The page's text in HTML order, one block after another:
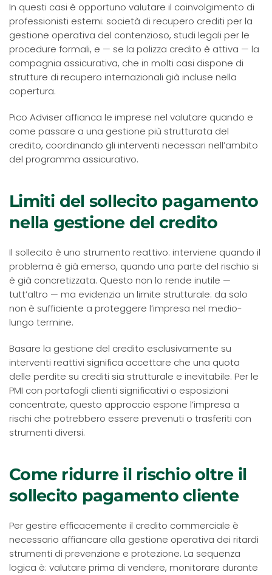
In questi casi è opportuno valutare il coinvolgimento di
professionisti esterni: società di recupero crediti per la
gestione operativa del contenzioso, studi legali per le
procedure formali, e — se la polizza credito è attiva — la
compagnia assicurativa, che in molti casi dispone di
strutture di recupero internazionali già incluse nella
copertura.
Pico Adviser affianca le imprese nel valutare quando e
come passare a una gestione più strutturata del
credito, coordinando gli interventi necessari nell’ambito
del programma assicurativo.
Limiti del sollecito pagamento
nella gestione del credito
Il sollecito è uno strumento reattivo: interviene quando il
problema è già emerso, quando una parte del rischio si
è già concretizzata. Questo non lo rende inutile —
tutt’altro — ma evidenzia un limite strutturale: da solo
non è sufficiente a proteggere l’impresa nel medio-
lungo termine.
Basare la gestione del credito esclusivamente su
interventi reattivi significa accettare che una quota
delle perdite su crediti sia strutturale e inevitabile. Per le
PMI con portafogli clienti significativi o esposizioni
concentrate, questo approccio espone l’impresa a
rischi che potrebbero essere prevenuti o trasferiti con
strumenti diversi.
Come ridurre il rischio oltre il
sollecito pagamento cliente
Per gestire efficacemente il credito commerciale è
necessario affiancare alla gestione operativa dei ritardi
strumenti di prevenzione e protezione. La sequenza
logica è: valutare prima di vendere, monitorare durante